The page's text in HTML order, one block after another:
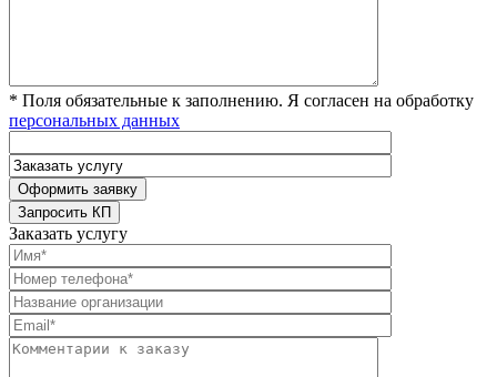
* Поля обязательные к заполнению. Я согласен на обработку
персональных данных
Заказать услугу